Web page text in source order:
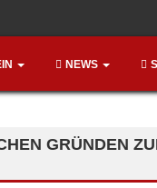
NEWS
GRÜNDEN